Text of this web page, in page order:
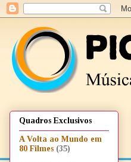
Quadros Exclusivos
A Volta ao Mundo em
80 Filmes (35)